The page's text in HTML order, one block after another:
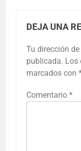
DEJA UNA
Tu dirección
publicada. Los
marcados con
Comentario *